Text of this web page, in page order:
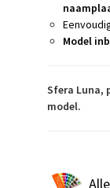
Model
Sfera Luna,
model.